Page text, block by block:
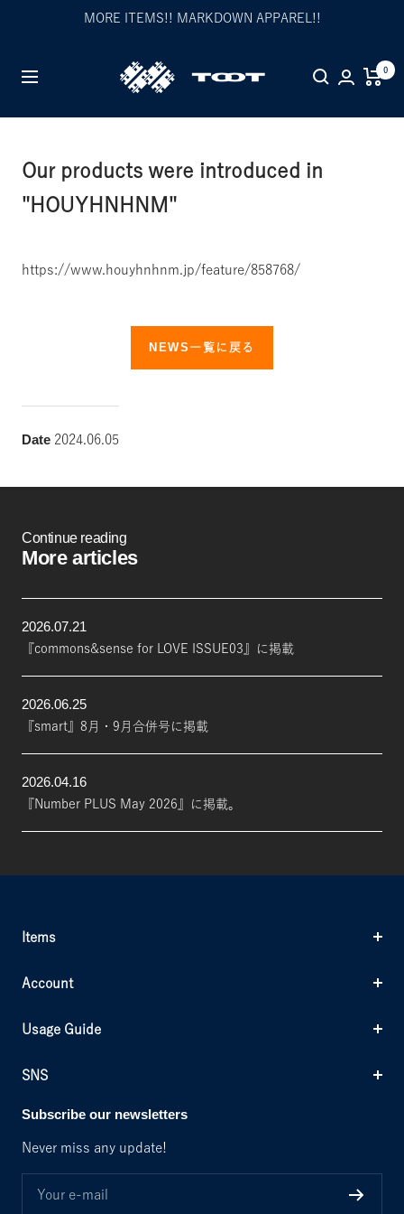
MORE ITEMS!! MARKDOWN APPAREL!!
Navigation
TOOT
公
イ
ト
0
Date 2024.06.05
Our products were introduced in
"HOUYHNHNM"
https://www.houyhnhnm.jp/feature/858768/
NEWS一覧に戻る
Continue reading
More articles
2026.07.21
『commons&sense for LOVE ISSUE03』に掲載
2026.06.25
『smart』8月・9月合併号に掲載
2026.04.16
『Number PLUS May 2026』に掲載。
Items
Account
Usage Guide
SNS
Subscribe our newsletters
Never miss any update!
Your e-mail